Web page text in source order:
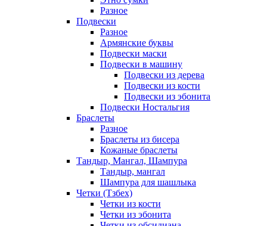
Разное
Подвески
Разное
Армянские буквы
Подвески маски
Подвески в машину
Подвески из дерева
Подвески из кости
Подвески из эбонита
Подвески Ностальгия
Браслеты
Разное
Браслеты из бисера
Кожаные браслеты
Тандыр, Мангал, Шампура
Тандыр, мангал
Шампура для шашлыка
Четки (Тзбех)
Четки из кости
Четки из эбонита